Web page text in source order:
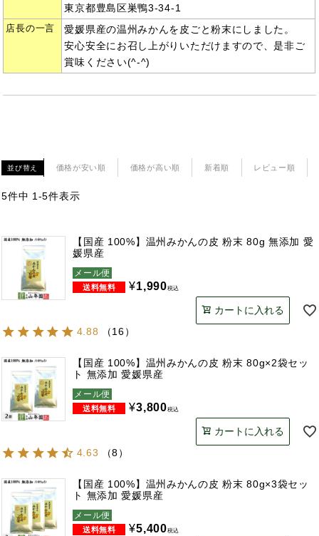
東京都豊島区巣鴨3-34-1
店長の一言
愛媛県産の温州みかんを皮ごと粉末にしました。
安心安全にお召し上がりいただけますので、是非ご
賞味ください(^-^)
並び替え 価格が安い順 価格が高い順 新着順 レビュー順
5件中 1-5件表示
【国産 100%】温州みかんの皮 粉末 80g 無添加 愛
媛県産
メール便
¥1,990税込
カートに入れる
4.88
（16）
【国産 100%】温州みかんの皮 粉末 80g×2袋セッ
ト 無添加 愛媛県産
メール便
¥3,800税込
カートに入れる
4.63
（8）
【国産 100%】温州みかんの皮 粉末 80g×3袋セッ
ト 無添加 愛媛県産
メール便
¥5,400税込